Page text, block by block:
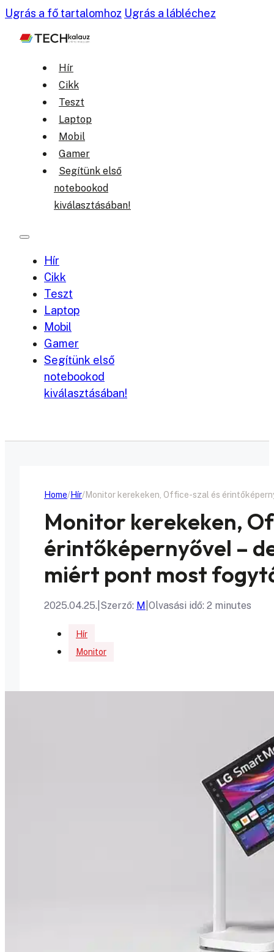
Ugrás a fő tartalomhoz Ugrás a lábléchez
Hír
Cikk
Teszt
Laptop
Mobil
Gamer
Segítünk első
notebookod
kiválasztásában!
Hír
Cikk
Teszt
Laptop
Mobil
Gamer
Segítünk első
notebookod
kiválasztásában!
Home Hír Monitor kerekeken, Office-szal és
Monitor kerekeken,
érintőképernyővel –
miért pont most
2025.04.25. Szerző: M Olvasási idő: 2 minutes
Hír
Monitor